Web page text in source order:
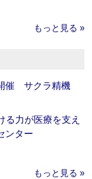
もっと見る »
催 サクラ精機
る力が医療を支え
ンター
もっと見る »